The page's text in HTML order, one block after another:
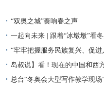
“双奥之城”奏响春之声
一起向未来 | 跟着“冰墩墩”看
“牢牢把握服务民族复兴、促
个明确”彰显马克思主义中国
岛叔说】看！现在的中国和西
的风景
总台“冬奥会大型写作教学现场